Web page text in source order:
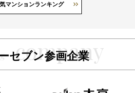
マンションランキング
セブン参画企業